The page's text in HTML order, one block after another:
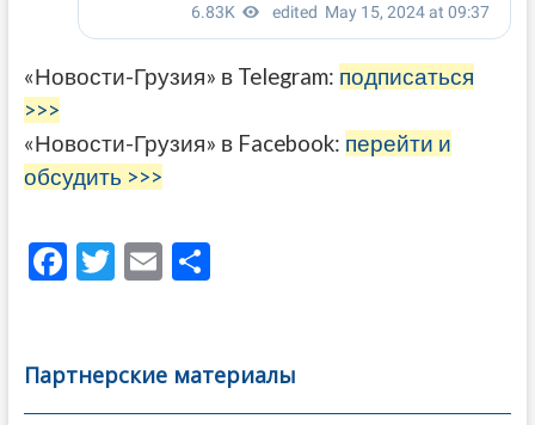
«Новости-Грузия» в Telegram: подписаться
>>>
«Новости-Грузия» в Facebook: перейти и
обсудить >>>
F
b
o
T
er
E
l
О
а
в
Партнерские материалы